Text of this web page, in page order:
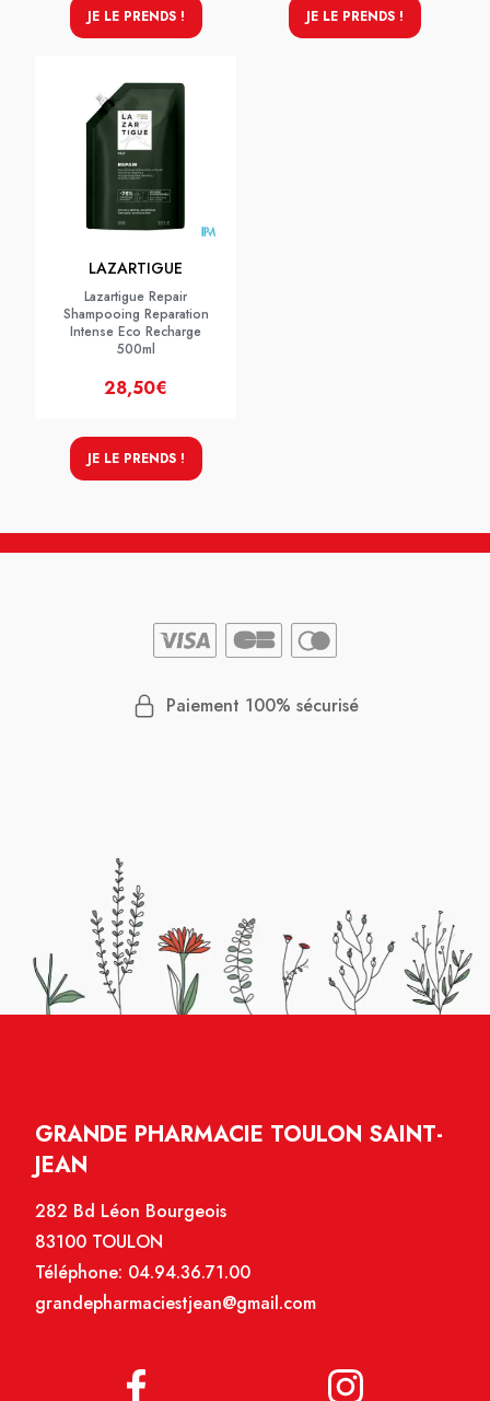
JE LE PRENDS ! JE LE PRENDS !
LAZARTIGUE
Lazartigue Repair
Shampooing Reparation
Intense Eco Recharge
500ml
28,50€
JE LE PRENDS !
Paiement 100% sécurisé
GRANDE PHARMACIE TOULON SAINT-
JEAN
282 Bd Léon Bourgeois
83100 TOULON
Téléphone: 04.94.36.71.00
grandepharmaciestjean@gmail.com